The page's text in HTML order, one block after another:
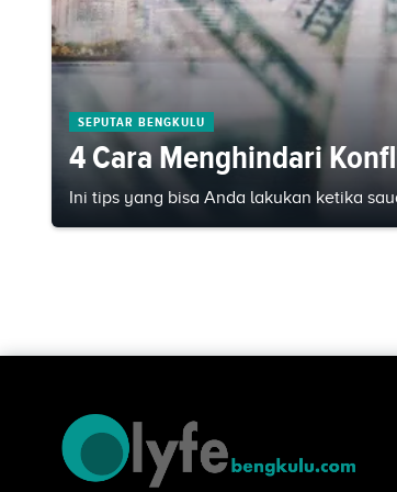
SEPUTAR BENGKULU
4 Cara Menghindari
Ini tips yang bisa Anda lakukan ketika